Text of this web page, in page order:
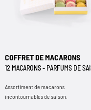
COFFRET DE MACARONS
12 MACARONS - PARFUMS DE
Assortiment de macarons
incontournables de saison.